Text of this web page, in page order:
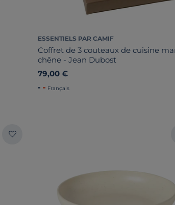
ESSENTIELS PAR CAMIF
Coffret de 3 couteaux de cuisine
chêne - Jean Dubost
79,00 €
Français